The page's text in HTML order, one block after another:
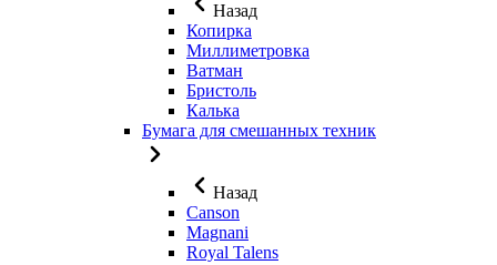
Назад
Копирка
Миллиметровка
Ватман
Бристоль
Калька
Бумага для смешанных техник
Назад
Canson
Magnani
Royal Talens